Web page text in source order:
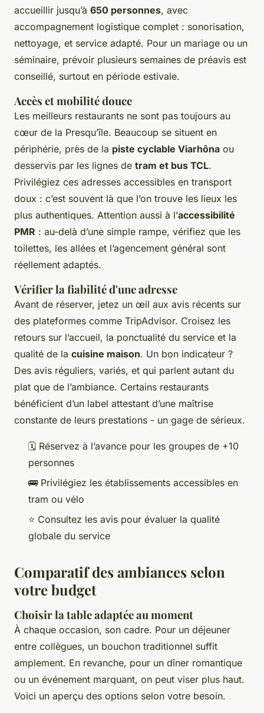
accueillir jusqu’à 650 personnes, avec
accompagnement logistique complet : sonorisation,
nettoyage, et service adapté. Pour un mariage ou un
séminaire, prévoir plusieurs semaines de préavis est
conseillé, surtout en période estivale.
Accès et mobilité douce
Les meilleurs restaurants ne sont pas toujours au
cœur de la Presqu’île. Beaucoup se situent en
périphérie, près de la piste cyclable Viarhôna ou
desservis par les lignes de tram et bus TCL.
Privilégiez ces adresses accessibles en transport
doux : c’est souvent là que l’on trouve les lieux les
plus authentiques. Attention aussi à l’accessibilité
PMR : au-delà d’une simple rampe, vérifiez que les
toilettes, les allées et l’agencement général sont
réellement adaptés.
Vérifier la fiabilité d'une adresse
Avant de réserver, jetez un œil aux avis récents sur
des plateformes comme TripAdvisor. Croisez les
retours sur l’accueil, la ponctualité du service et la
qualité de la cuisine maison. Un bon indicateur ?
Des avis réguliers, variés, et qui parlent autant du
plat que de l’ambiance. Certains restaurants
bénéficient d’un label attestant d’une maîtrise
constante de leurs prestations - un gage de sérieux.
🗓️ Réservez à l’avance pour les groupes de +10
personnes
🚌 Privilégiez les établissements accessibles en
tram ou vélo
⭐ Consultez les avis pour évaluer la qualité
globale du service
Comparatif des ambiances selon
votre budget
Choisir la table adaptée au moment
À chaque occasion, son cadre. Pour un déjeuner
entre collègues, un bouchon traditionnel suffit
amplement. En revanche, pour un dîner romantique
ou un événement marquant, on peut viser plus haut.
Voici un aperçu des options selon votre besoin.